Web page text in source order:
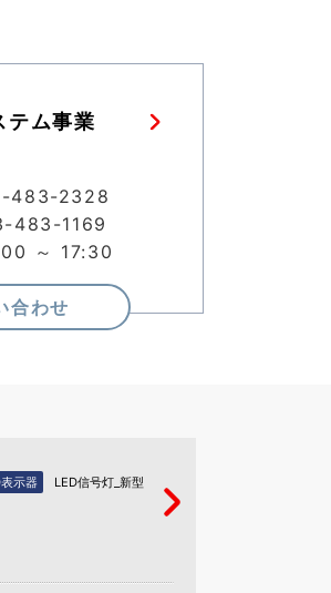
テム事業
483-2328
483-1169
～ 17:30
合わせ
示器 LED信号灯_新型